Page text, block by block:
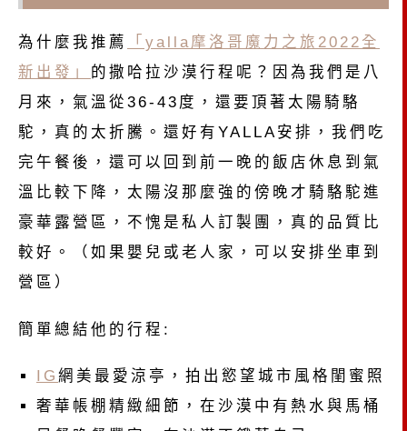
為什麼我推薦
「yalla摩洛哥魔力之旅2022全
新出發」 的撒哈拉沙漠行程呢？因為我們是八
月來，氣溫從36-43度，還要頂著太陽騎駱
駝，真的太折騰。還好有YALLA安排，我們吃
完午餐後，還可以回到前一晚的飯店休息到氣
溫比較下降，太陽沒那麼強的傍晚才騎駱駝進
豪華露營區，不愧是私人訂製團，真的品質比
較好。（如果嬰兒或老人家，可以安排坐車到
營區）
簡單總結他的行程:
IG 網美最愛涼亭，拍出慾望城市風格閨蜜照
奢華帳棚精緻細節，在沙漠中有熱水與馬桶